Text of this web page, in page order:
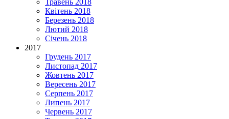
Травень 2018
Квітень 2018
Березень 2018
Лютий 2018
Січень 2018
2017
Грудень 2017
Листопад 2017
Жовтень 2017
Вересень 2017
Серпень 2017
Липень 2017
Червень 2017